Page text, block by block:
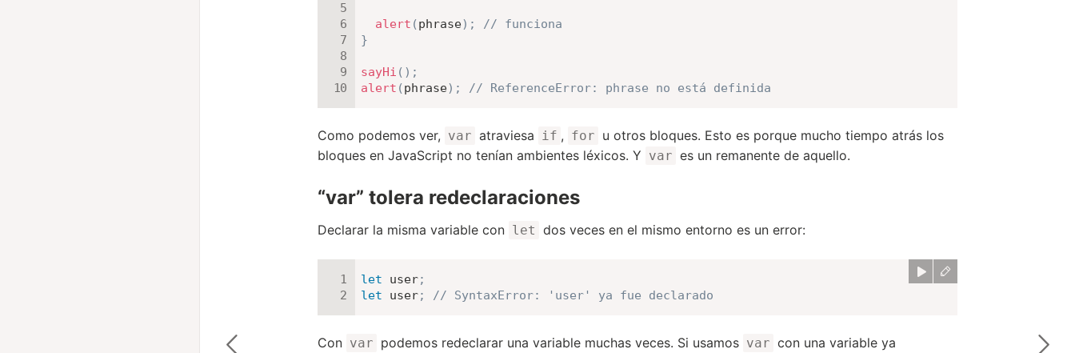
alert (phrase) ;
// funciona
}
sayHi ( ) ;
alert (phrase) ; // ReferenceError: phrase no está definida
Como podemos ver, var atraviesa if , for u otros bloques. Esto es porque mucho tiempo atrás los
bloques en JavaScript no tenían ambientes léxicos. Y var es un remanente de aquello.
“var” tolera redeclaraciones
Declarar la misma variable con let dos veces en el mismo entorno es un error:
let user;
let user; // SyntaxError: 'user' ya fue declarado
Con var podemos redeclarar una variable muchas veces. Si usamos var con una variable ya